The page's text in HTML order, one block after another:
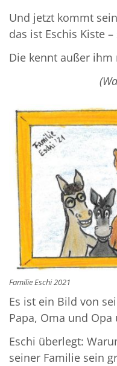
Und jetzt kommt
das ist Eschis Kiste
Die kennt außer
Familie Eschi 2021
Es ist ein Bild von
Papa, Oma und Opa
Eschi überlegt:
seiner Familie sein